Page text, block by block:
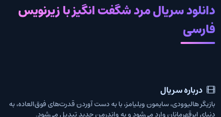
دانلود سریال مرد شگفت انگیز با زیرنویس
فارسی
درباره سریال
بازیگر هالیوودی، سایمون ویلیامز، با به دست آوردن قدرت‌های فوق‌العاده، به